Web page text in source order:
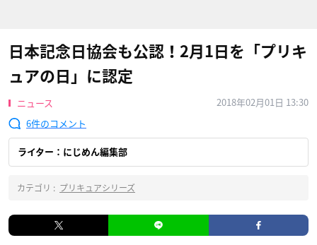
日本記念日協会も公認！2月1日を「プリキ
ュアの日」に認定
ニュース
2018年02月01日 13:30
6
ライター：にじめん編集部
カテゴリ : プリキュアシリーズ